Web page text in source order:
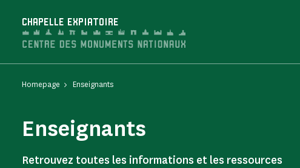
CHAPELLE EXPIATOIRE
Homepage Enseignants
Enseignants
Retrouvez toutes les informations et les ressources